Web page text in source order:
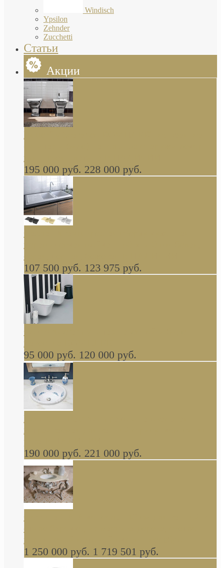
Windisch
Ypsilon
Zehnder
Zucchetti
Статьи
Акции
Butterfly Scarabeo КОМПЛЕКТ санфаянса
глянцевая платина В НАЛИЧИИ
195 000 руб. 228 000 руб.
керамическая мойка 1160 x 510 мм белая,
серая, черная, бежевая В НАЛИЧИИ
107 500 руб. 123 975 руб.
навесное КОМПЛЕКТ
95 000 руб. 120 000 руб.
Decorated Bathroom раковина овальная
встраиваемая для ванной с рисунком синяя
роза В НАЛИЧИИ
190 000 руб. 221 000 руб.
стиле барокко, из массива дерева, светло
коричневый матовый окрас + серебро
1 250 000 руб. 1 719 501 руб.